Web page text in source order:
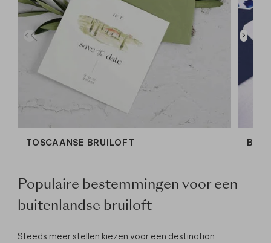
TOSCAANSE BRUILOFT
Populaire bestemmingen voor een
buitenlandse bruiloft
Steeds meer stellen kiezen voor een destination